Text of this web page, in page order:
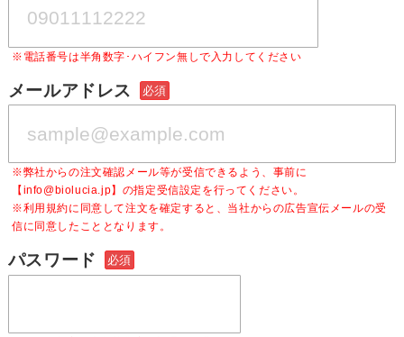
※電話番号は半角数字･ハイフン無しで入力してください
メールアドレス 必須
※弊社からの注文確認メール等が受信できるよう、事前に
【info@biolucia.jp】の指定受信設定を行ってください。
※利用規約に同意して注文を確定すると、当社からの広告宣伝メールの受
信に同意したこととなります。
パスワード 必須